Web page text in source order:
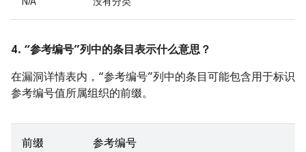
4. “参考编号”列中的条目表示什么意思？
在漏洞详情表内，“参考编号”列中的条目可能包含用于标识
参考编号值所属组织的前缀。
前缀 参考编号